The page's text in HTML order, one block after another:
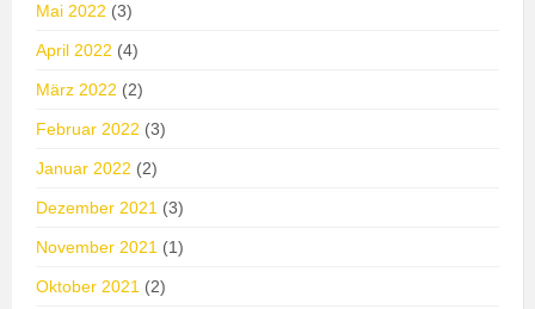
Mai 2022 (3)
April 2022 (4)
März 2022 (2)
Februar 2022 (3)
Januar 2022 (2)
Dezember 2021 (3)
November 2021 (1)
Oktober 2021 (2)